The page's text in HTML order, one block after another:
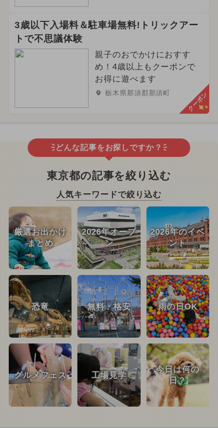
3歳以下入場料＆駐車場無料!トリックアー
トで不思議体験
親子のおでかけにおすす
め！4歳以上もクーポンで
お得に遊べます
栃木県那須郡那須町 クーポン
どんな記事をお探しですか？
東京都の記事を絞り込む
人気キーワードで絞り込む
厳選お出かけ
まとめ
2026年オープ
ン
2026年のイベ
ント
恐竜 無料・格安 雨の日OK
グルメフェス 工場見学
今日は何の
日？